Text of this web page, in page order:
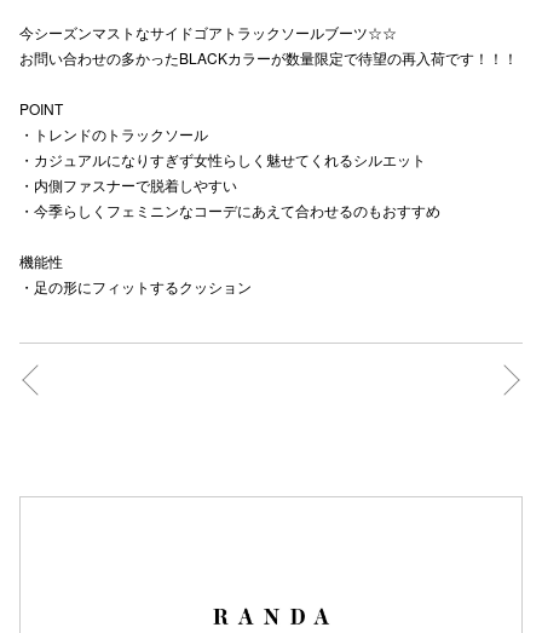
今シーズンマストなサイドゴアトラックソールブーツ☆☆
お問い合わせの多かったBLACKカラーが数量限定で待望の再入荷です！！！
POINT
・トレンドのトラックソール
・カジュアルになりすぎず女性らしく魅せてくれるシルエット
・内側ファスナーで脱着しやすい
・今季らしくフェミニンなコーデにあえて合わせるのもおすすめ
機能性
・足の形にフィットするクッション
プライバシ
新百合